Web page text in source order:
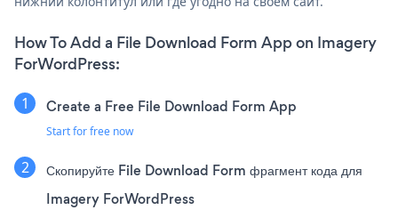
How To Add a File Download Form App on Imagery
ForWordPress:
Create a Free File Download Form App
Start for free now
Скопируйте File Download Form фрагмент кода для
Imagery ForWordPress